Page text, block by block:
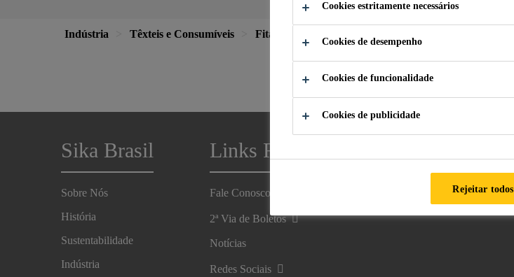
Indústria Têxteis e Consumíveis Fitas e Autoadesivos
Sika Brasil
Sobre Nós
História
Sustentabilidade
Indústria
Links Rápidos
Fale Conosco
2ª Via de Boletos
Notícias
Redes Sociais
Cookies estritamente necessários
Cookies de desempenho
Cookies de funcionalidade
Cookies de publicidade
Rejeitar todos